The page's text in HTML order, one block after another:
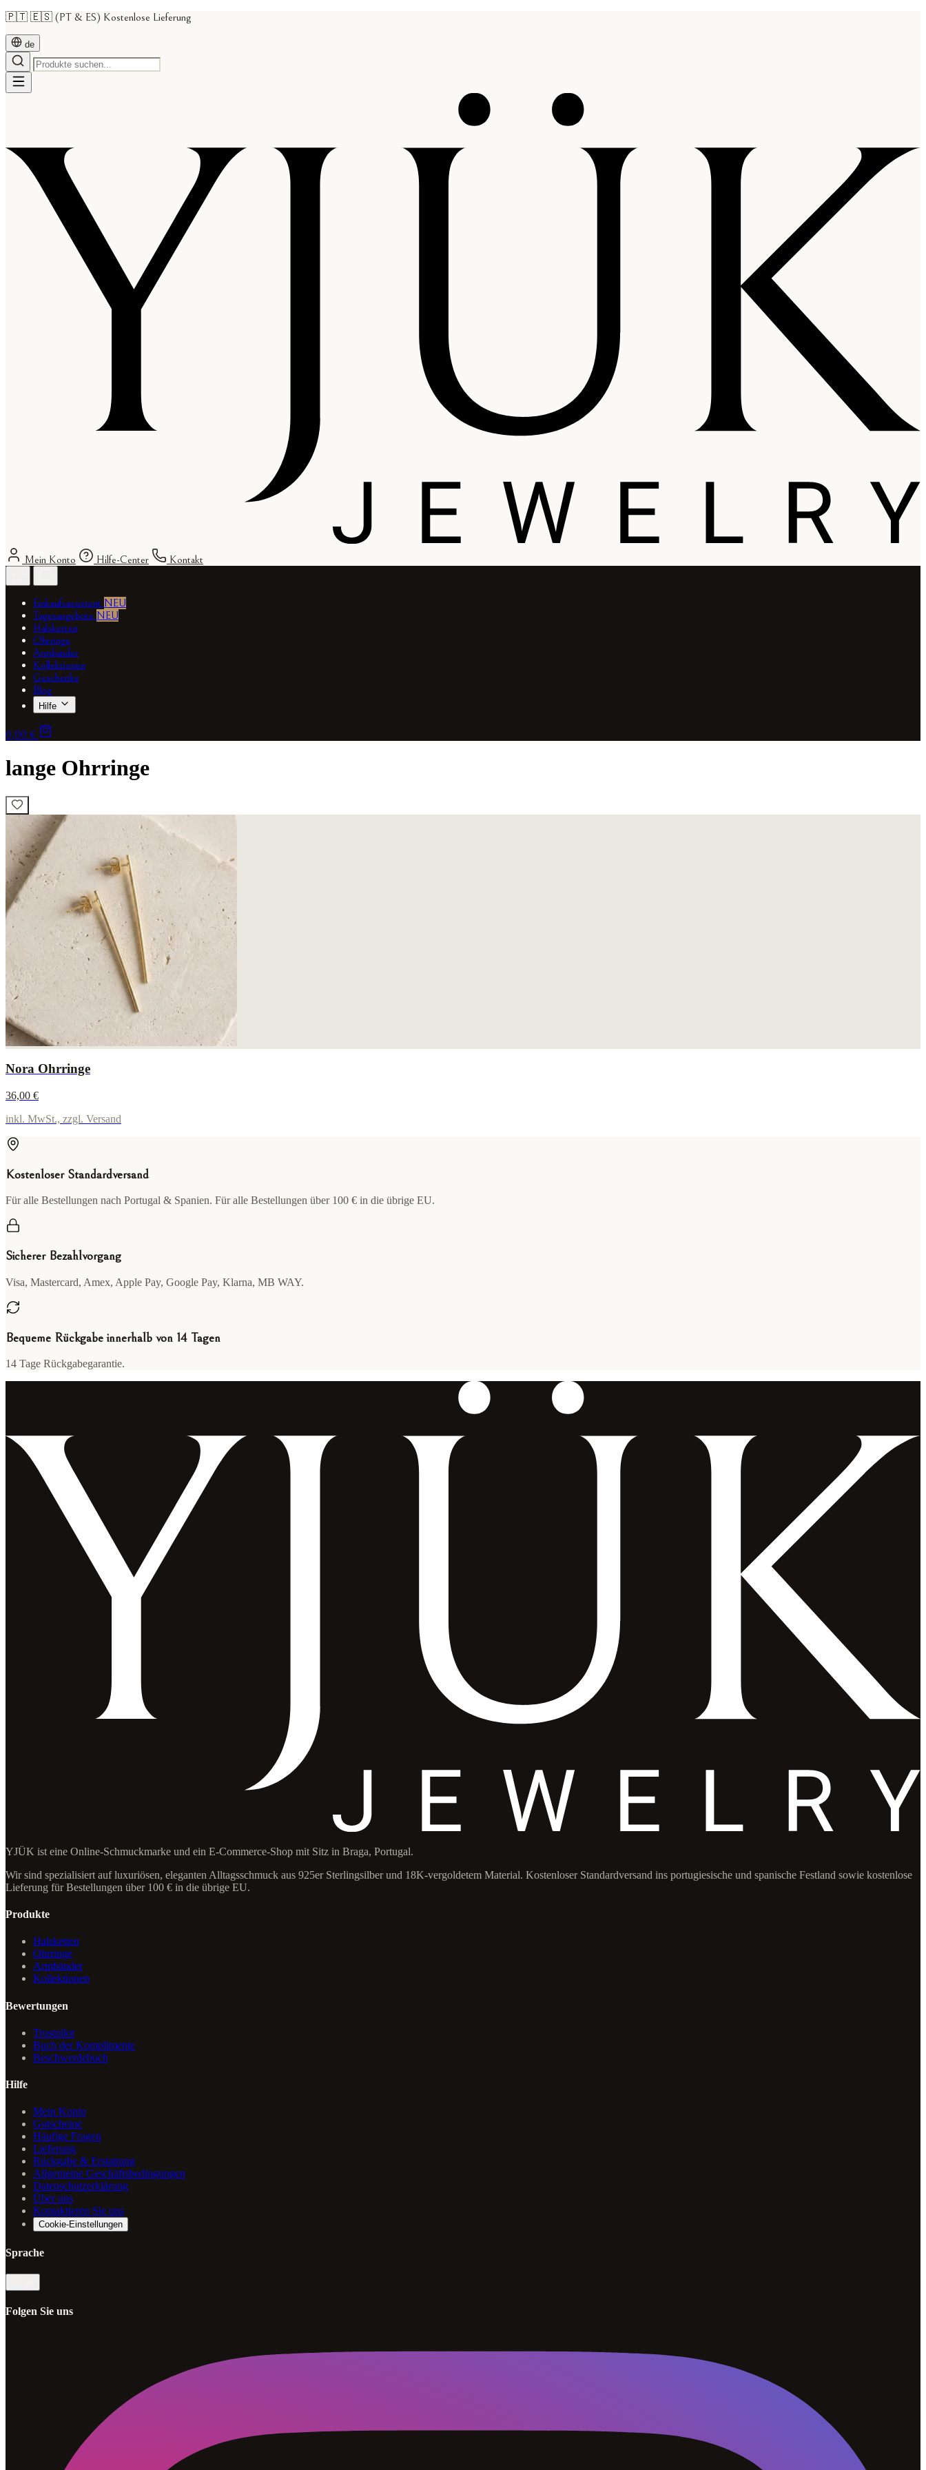
🇵🇹 🇪🇸 (PT & ES) Kostenlose Lieferung
de
Mein Konto Hilfe-Center Kontakt
Einkaufsassistent NEU
Tagesangebote NEU
Halsketten
Ohrringe
Armbänder
Kollektionen
Geschenke
Blog
Hilfe
0,00 €
lange Ohrringe
Nora Ohrringe
36,00 €
inkl. MwSt., zzgl. Versand
Kostenloser Standardversand
Für alle Bestellungen nach Portugal & Spanien. Für alle Bestellungen über 100 € in die übrige EU.
Sicherer Bezahlvorgang
Visa, Mastercard, Amex, Apple Pay, Google Pay, Klarna, MB WAY.
Bequeme Rückgabe innerhalb von 14 Tagen
14 Tage Rückgabegarantie.
YJÜK ist eine Online-Schmuckmarke und ein E-Commerce-Shop mit Sitz in Braga, Portugal.
Wir sind spezialisiert auf luxuriösen, eleganten Alltagsschmuck aus 925er Sterlingsilber und 18K-vergoldetem Material. Kostenloser Standardversand ins portugiesische und spanische Festland sowie kostenlose
Lieferung für Bestellungen über 100 € in die übrige EU.
Produkte
Halsketten
Ohrringe
Armbänder
Kollektionen
Bewertungen
Trustpilot
Buch der Komplimente
Beschwerdebuch
Hilfe
Mein Konto
Gutscheine
Häufige Fragen
Lieferung
Rückgabe & Erstattung
Allgemeine Geschäftsbedingungen
Datenschutzerklärung
Über uns
Kontaktieren Sie uns
Cookie-Einstellungen
Sprache
Folgen Sie uns